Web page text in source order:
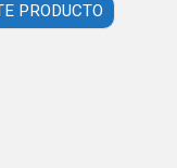
PRODUCTO